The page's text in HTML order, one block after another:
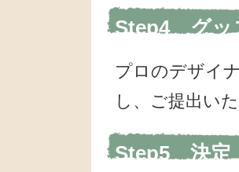
Step4 グッ
プロのデザイ
し、ご提出い
Step5 決定